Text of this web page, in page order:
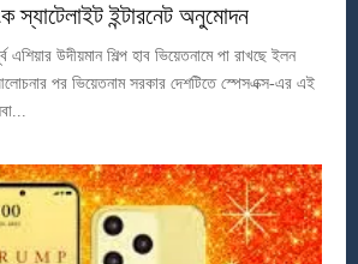
স্যাটেলাইট ইন্টারনেট অনুমোদন
এশিয়ার উদীয়মান শিল্প হাব ভিয়েতনামে পা রাখছে ইলন
পর ভিয়েতনাম সরকার দেশটিতে স্পেসএক্স-এর এই